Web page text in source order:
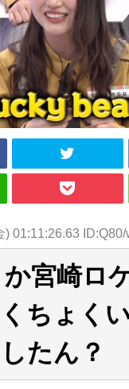
とめ / 【日向坂46】五期生着
が公開される
め / これから彼氏と行為す
テナ / 「乃木坂46ののぎお
SHOWROOM】
ナ / 2022年3月22日（火）
テナ / 【乃木坂46】井上和
マヨラー星人 と同じと考え
テナ / 【乃木坂46】日村勇紀
呪術廻戦、視聴率5.1%
スポ－ツキャスターお姉さ
母「裕福な過程が高学歴に
が団地住みの貧乏に学歴で
相互RSS
) 01:11:26.63
宮崎ロ
ちょく
たん？